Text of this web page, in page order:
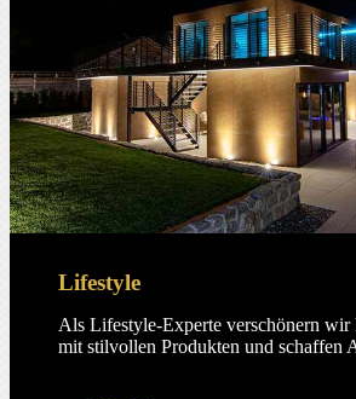
Lifestyle
Als Lifestyle-Experte verschönern wir
mit stilvollen Produkten und schaffen